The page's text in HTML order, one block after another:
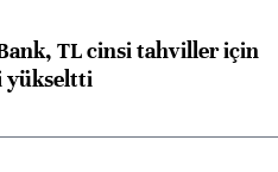
TL cinsi tahviller için
yükseltti